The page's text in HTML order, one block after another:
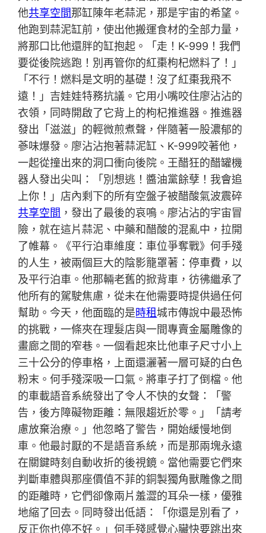
他共享空間那缸陳年老蒜泥，那是宇宙的希望。
他跑到蒜泥缸前，使出他搬運食材的全部力量，
將那口比他還胖的缸抱起。「走！K-999！我們
要從後院逃跑！別再管你的紅棗枸杞燃料了！」
「不行！燃料是文明的基礎！沒了紅棗我飛不
遠！」吉娃娃特務抗議。它用小嘴咬住廖沾沾的
衣領，同時開啟了它背上的枸杞推進器。推進器
發出「滋滋」的輕微煎煮聲，伴隨著一股濃郁的
蔘味爆發。廖沾沾抱著蒜泥缸、K-999咬著他，
一起從撞出來的洞口衝向後院。王醋狂的醋罐機
器人發出尖叫：「別想逃！醬油黨餘孽！我會追
上你！」店內剩下的所有空盤子被醋酸氣波震碎
共享空間 ，發出了最後的哀鳴。廖沾沾的宇宙冒
險，就在這片蒜泥、中藥和醋酸的混亂中，拉開
了帷幕。《平行泊車維度：車位爭奪戰》何手殘
的人生，被兩個巨大的陰影籠罩著：停車費，以
及平行泊車。他那輛老舊的掀背車，彷彿繼承了
他所有的駕駛焦慮，從未在他需要時提供過任何
幫助。今天，他面臨的是時租城市傳說中最恐怖
的挑戰，一條夾在理髮店與一間專賣金屬雕像的
畫廊之間的窄巷。一個看起來比他車子尺寸小上
三十公分的停車格，上面還灑著一層可疑的白色
粉末。何手殘深吸一口氣。將車子打了倒檔。他
的車載語音系統發出了令人不快的女聲：「警
告，後方障礙物距離：無限趨近於零。」「請考
慮放棄治療。」他忽略了警告，開始緩慢地倒
車。他最討厭的不是語音系統，而是那兩塊永遠
在關鍵時刻自動收折的後視鏡。當他需要它們來
判斷車體與那座價值不菲的銅製獨角獸雕像之間
的距離時，它們卻像兩片羞澀的耳朵一樣，優雅
地縮了回去。同時發出低語：「你還是別看了，
反正你也停不好。」何手殘感覺心臟快要跳出來